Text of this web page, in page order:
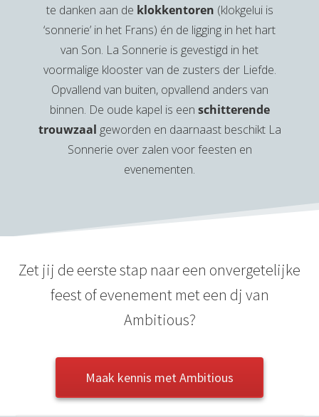
te danken aan de klokkentoren (klokgelui is
‘sonnerie’ in het Frans) én de ligging in het hart
van Son. La Sonnerie is gevestigd in het
voormalige klooster van de zusters der Liefde.
Opvallend van buiten, opvallend anders van
binnen. De oude kapel is een schitterende
trouwzaal geworden en daarnaast beschikt La
Sonnerie over zalen voor feesten en
evenementen.
Zet jij de eerste stap naar een onvergetelijke
feest of evenement met een dj van
Ambitious?
Maak kennis met Ambitious